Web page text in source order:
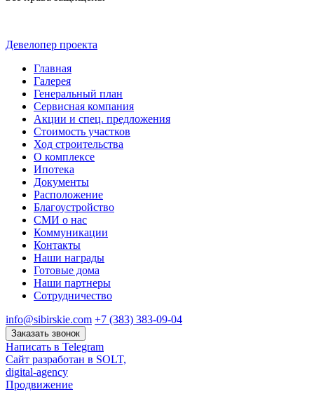
Девелопер проекта
Главная
Галерея
Генеральный план
Сервисная компания
Акции и спец. предложения
Стоимость участков
Ход строительства
О комплексе
Ипотека
Документы
Расположение
Благоустройство
СМИ о нас
Коммуникации
Контакты
Наши награды
Готовые дома
Наши партнеры
Сотрудничество
info@sibirskie.com +7 (383) 383-09-04
Заказать звонок
Написать в Telegram
Сайт разработан в SOLT,
digital-agency
Продвижение